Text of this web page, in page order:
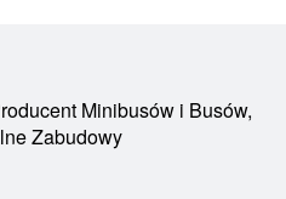
Minibusów i Busów,
Zabudowy